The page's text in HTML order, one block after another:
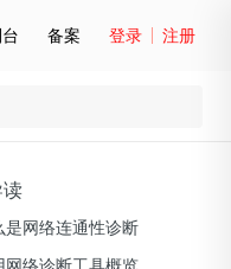
备案 登录 注册
是网络连通性诊断
网络诊断工具概览